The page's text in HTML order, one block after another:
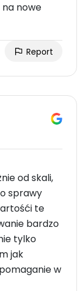
nowe
Report
od skali,
sprawy
te
bardzo
tylko
jak
w